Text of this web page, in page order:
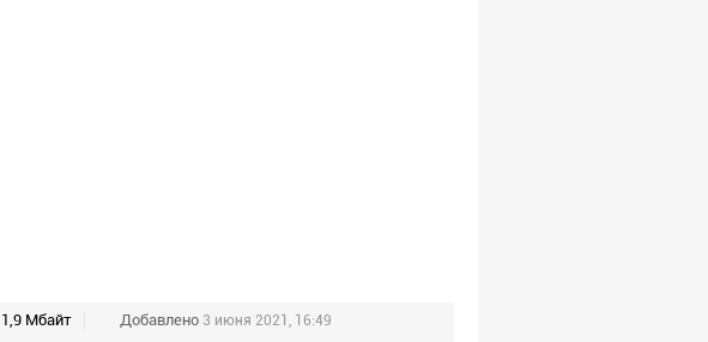
1,9 Мбайт Добавлено 3 июня 2021, 16:49